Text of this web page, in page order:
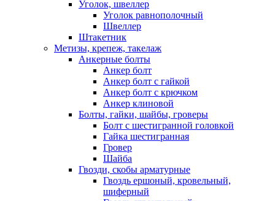
Уголок, швеллер
Уголок равнополочный
Швеллер
Штакетник
Метизы, крепеж, такелаж
Анкерные болты
Анкер болт
Анкер болт с гайкой
Анкер болт с крючком
Анкер клиновой
Болты, гайки, шайбы, гроверы
Болт c шестигранной головкой
Гайка шестигранная
Гровер
Шайба
Гвозди, скобы арматурные
Гвоздь ершоный, кровельный,
шиферный